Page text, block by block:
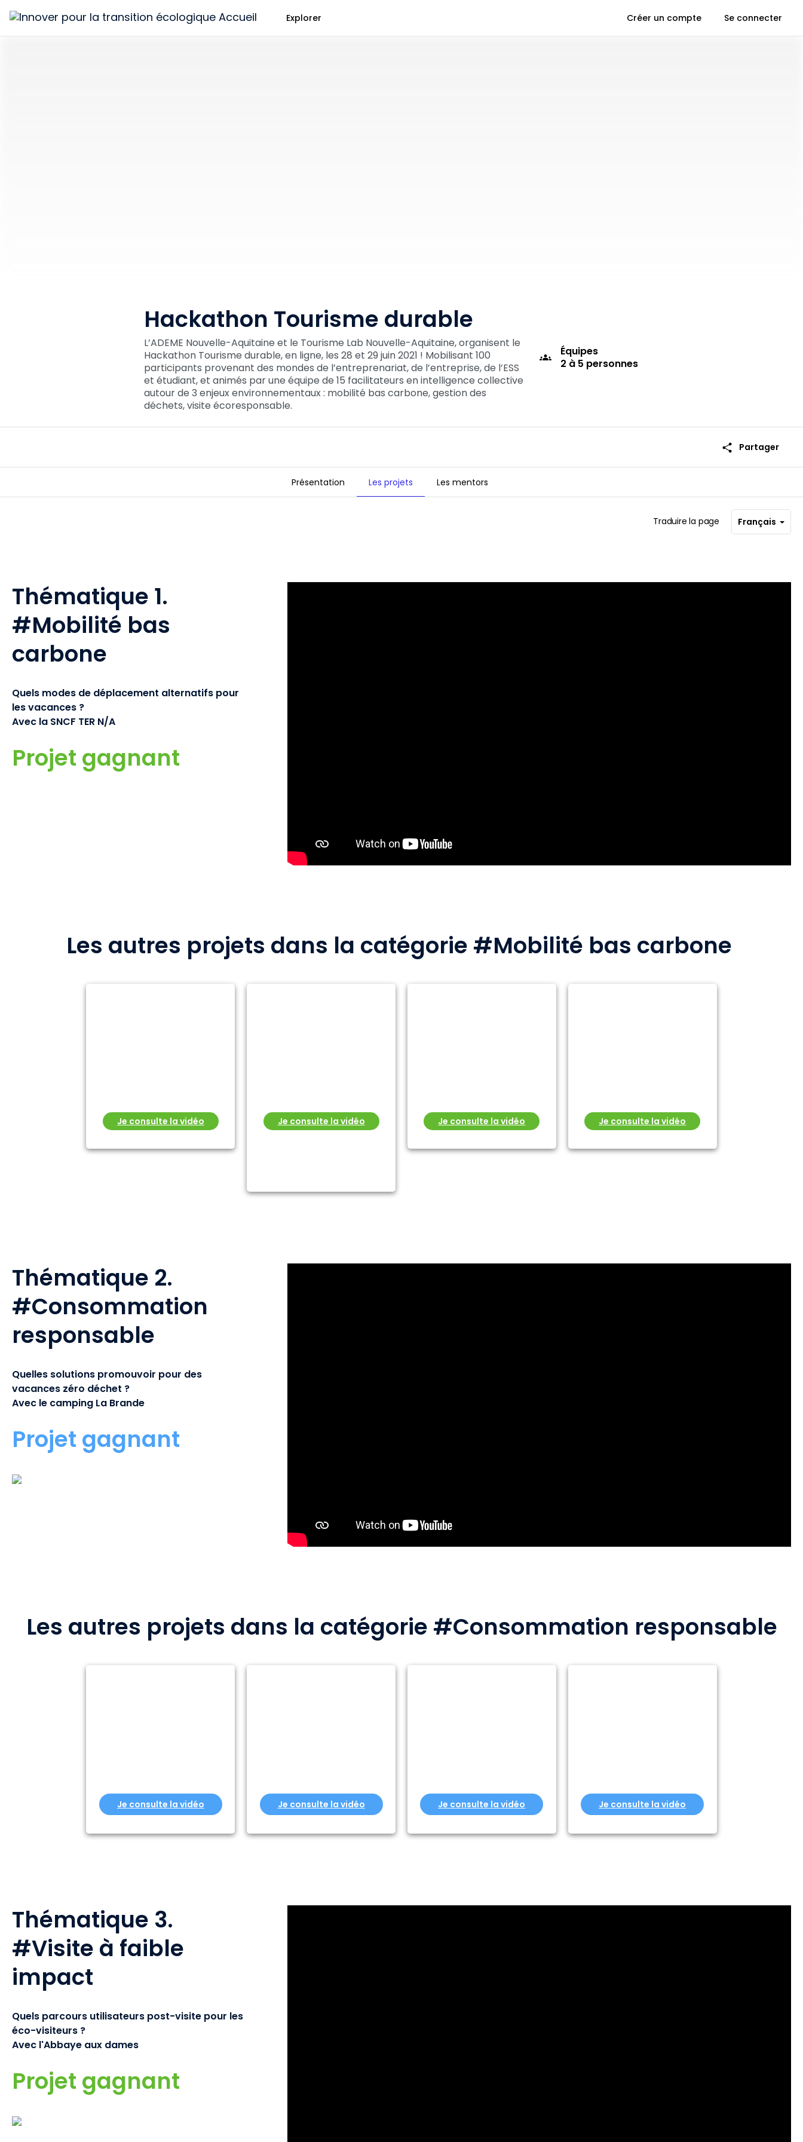
Innover
pour
Explorer Créer un compte Se connecter
Hackathon Tourisme durable
L’ADEME Nouvelle-Aquitaine et le Tourisme Lab Nouvelle-Aquitaine, organisent le
Hackathon Tourisme durable, en ligne, les 28 et 29 juin 2021 ! Mobilisant 100
participants provenant des mondes de l’entreprenariat, de l’entreprise, de l’ESS
et étudiant, et animés par une équipe de 15 facilitateurs en intelligence collective
autour de 3 enjeux environnementaux : mobilité bas carbone, gestion des
déchets, visite écoresponsable.
groups
Équipes
2 à 5 personnes
share Partager
Présentation Les projets Les mentors
Traduire la page Français
Thématique 1.
#Mobilité bas
carbone
Quels modes de déplacement alternatifs pour
les vacances ?
Avec la SNCF TER N/A
Projet gagnant
Les autres projets dans la catégorie #Mobilité bas carbone
Je consulte la vidéo Je consulte la vidéo Je consulte la vidéo Je consulte la vidéo
Thématique 2.
#Consommation
responsable
Quelles solutions promouvoir pour des
vacances zéro déchet ?
Avec le camping La Brande
Projet gagnant
Les autres projets dans la catégorie #Consommation responsable
Je consulte la vidéo Je consulte la vidéo Je consulte la vidéo Je consulte la vidéo
Thématique 3.
#Visite à faible
impact
Quels parcours utilisateurs post-visite pour les
éco-visiteurs ?
Avec l'Abbaye aux dames
Projet gagnant